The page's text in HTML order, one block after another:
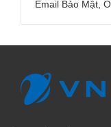
Email Bảo Mật,